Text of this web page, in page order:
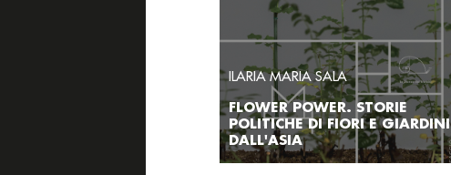
ILARIA MARIA SALA
FLOWER POWER. STORIE
POLITICHE DI FIORI E GIARDINI
DALL'ASIA